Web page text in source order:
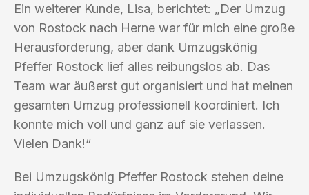
Ein weiterer Kunde, Lisa, berichtet: „Der Umzug
von Rostock nach Herne war für mich eine große
Herausforderung, aber dank Umzugskönig
Pfeffer Rostock lief alles reibungslos ab. Das
Team war äußerst gut organisiert und hat meinen
gesamten Umzug professionell koordiniert. Ich
konnte mich voll und ganz auf sie verlassen.
Vielen Dank!“
Bei Umzugskönig Pfeffer Rostock stehen deine